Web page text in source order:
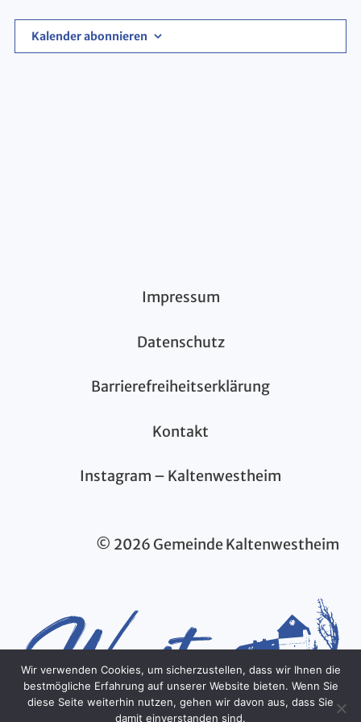
Kalender abonnieren
Impressum
Datenschutz
Barrierefreiheitserklärung
Kontakt
Instagram – Kaltenwestheim
© 2026 Gemeinde Kaltenwestheim
Wir verwenden Cookies, um sicherzustellen, dass wir Ihnen die
bestmögliche Erfahrung auf unserer Website bieten. Wenn Sie
diese Seite weiterhin nutzen, gehen wir davon aus, dass Sie
damit einverstanden sind.